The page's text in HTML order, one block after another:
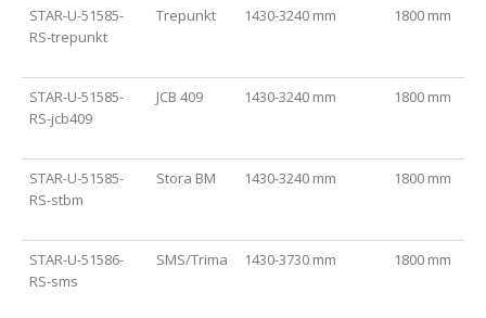
STAR-U-51585-
RS-trepunkt
Trepunkt 1430-3240 mm 1800 mm
STAR-U-51585-
RS-jcb409
JCB 409 1430-3240 mm 1800 mm
STAR-U-51585-
RS-stbm
Stora BM 1430-3240 mm 1800 mm
STAR-U-51586-
RS-sms
SMS/Trima 1430-3730 mm 1800 mm